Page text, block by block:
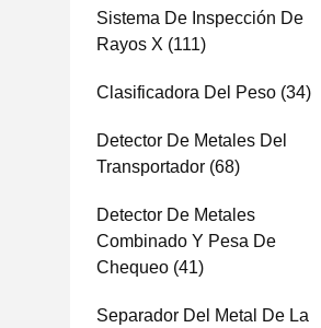
Sistema De Inspección De
Rayos X (111)
Clasificadora Del Peso (34)
Detector De Metales Del
Transportador (68)
Detector De Metales
Combinado Y Pesa De
Chequeo (41)
Separador Del Metal De La